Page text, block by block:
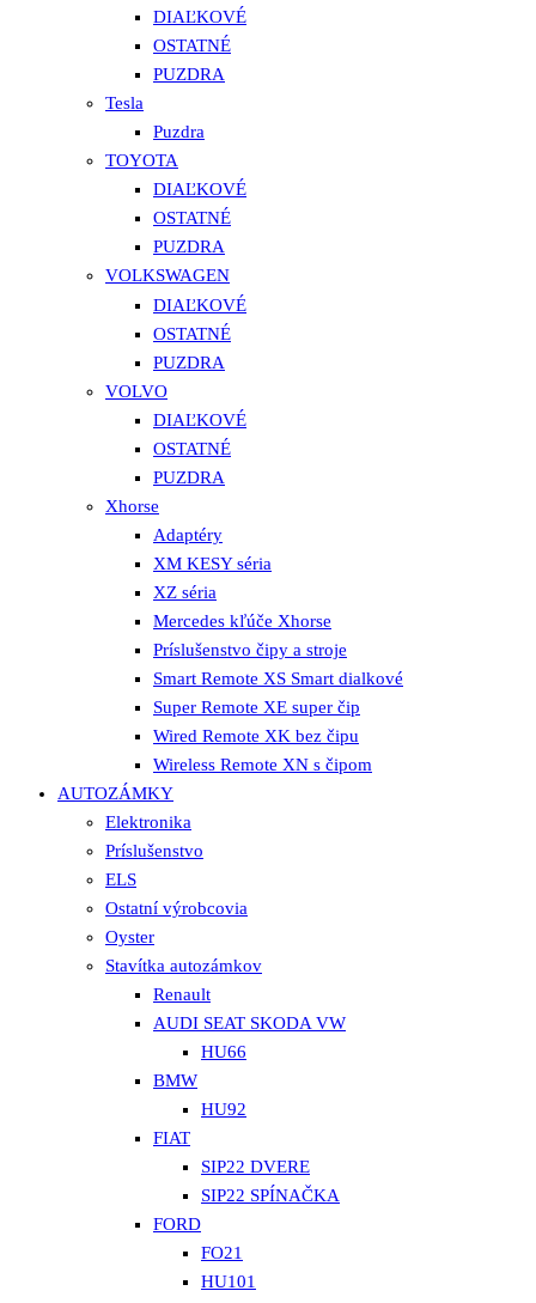
DIAĽKOVÉ
OSTATNÉ
PUZDRA
Tesla
Puzdra
TOYOTA
DIAĽKOVÉ
OSTATNÉ
PUZDRA
VOLKSWAGEN
DIAĽKOVÉ
OSTATNÉ
PUZDRA
VOLVO
DIAĽKOVÉ
OSTATNÉ
PUZDRA
Xhorse
Adaptéry
XM KESY séria
XZ séria
Mercedes kľúče Xhorse
Príslušenstvo čipy a stroje
Smart Remote XS Smart dialkové
Super Remote XE super čip
Wired Remote XK bez čipu
Wireless Remote XN s čipom
AUTOZÁMKY
Elektronika
Príslušenstvo
ELS
Ostatní výrobcovia
Oyster
Stavítka autozámkov
Renault
AUDI SEAT SKODA VW
HU66
BMW
HU92
FIAT
SIP22 DVERE
SIP22 SPÍNAČKA
FORD
FO21
HU101